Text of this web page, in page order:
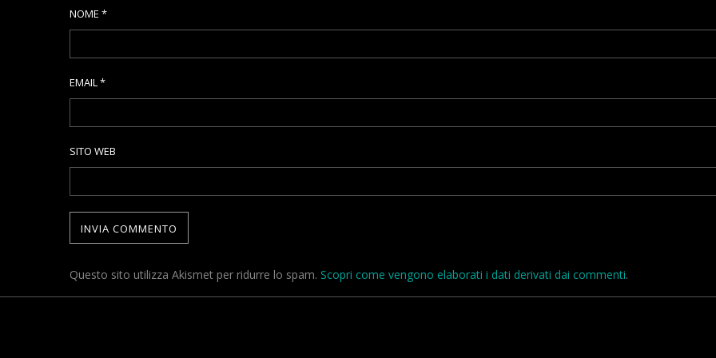
NOME *
EMAIL*
SITO WEB
Questo sito utilizza Akismet per ridurre lo spam. Scopri come vengono elaborati i dati derivati dai commenti.